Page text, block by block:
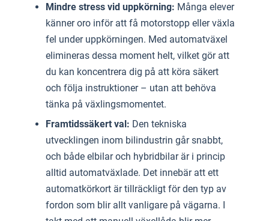
Mindre stress vid uppkörning: Många elever
känner oro inför att få motorstopp eller växla
fel under uppkörningen. Med automatväxel
elimineras dessa moment helt, vilket gör att
du kan koncentrera dig på att köra säkert
och följa instruktioner – utan att behöva
tänka på växlingsmomentet.
Framtidssäkert val: Den tekniska
utvecklingen inom bilindustrin går snabbt,
och både elbilar och hybridbilar är i princip
alltid automatväxlade. Det innebär att ett
automatkörkort är tillräckligt för den typ av
fordon som blir allt vanligare på vägarna. I